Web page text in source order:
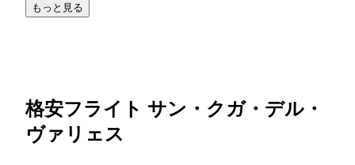
もっと見る
格安フライト サン・クガ・デル・
ヴァリェス